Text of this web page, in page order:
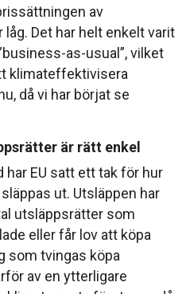
av
Det har helt enkelt varit
as-usual”, vilket
klimateffektivisera
då vi har börjat se
är rätt enkel
har EU satt ett tak för hur
ut. Utsläppen har
utsläppsrätter som
eller får lov att köpa
som tvingas köpa
av en ytterligare